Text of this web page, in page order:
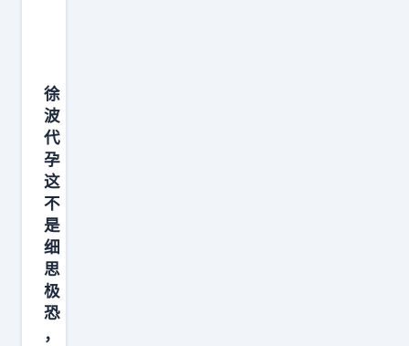
徐
波
代
孕
这
不
是
细
思
极
恐
，